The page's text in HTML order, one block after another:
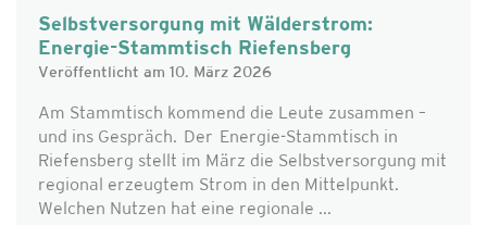
Selbstversorgung mit Wälderstrom:
Energie-Stammtisch Riefensberg
Veröffentlicht am 10. März 2026
Am Stammtisch kommend die Leute zusammen –
und ins Gespräch. Der Energie-Stammtisch in
Riefensberg stellt im März die Selbstversorgung mit
regional erzeugtem Strom in den Mittelpunkt.
Welchen Nutzen hat eine regionale ...